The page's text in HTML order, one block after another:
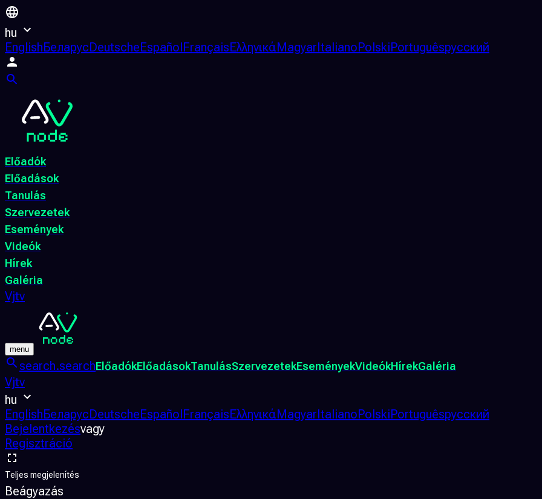
hu
EnglishБеларусDeutscheEspañolFrançaisΕλληνικάMagyarItalianoPolskiPortuguêsрусский
Előadók
Előadások
Tanulás
Szervezetek
Események
Videók
Hírek
Galéria
Vjtv
menu
search.searchElőadókElőadásokTanulásSzervezetekEseményekVideókHírekGaléria
Vjtv
hu
EnglishБеларусDeutscheEspañolFrançaisΕλληνικάMagyarItalianoPolskiPortuguêsрусский
Bejelentkezésvagy
Regisztráció
Teljes megjelenítés
Beágyazás